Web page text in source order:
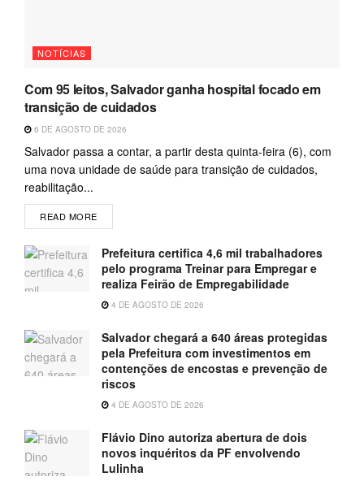
NOTÍCIAS
Com 95 leitos, Salvador ganha hospital focado em
transição de cuidados
6 DE AGOSTO DE 2026
Salvador passa a contar, a partir desta quinta-feira (6), com
uma nova unidade de saúde para transição de cuidados,
reabilitação...
READ MORE
Prefeitura certifica 4,6 mil trabalhadores
pelo programa Treinar para Empregar e
realiza Feirão de Empregabilidade
4 DE AGOSTO DE 2026
Salvador chegará a 640 áreas protegidas
pela Prefeitura com investimentos em
contenções de encostas e prevenção de
riscos
4 DE AGOSTO DE 2026
Flávio Dino autoriza abertura de dois
novos inquéritos da PF envolvendo
Lulinha